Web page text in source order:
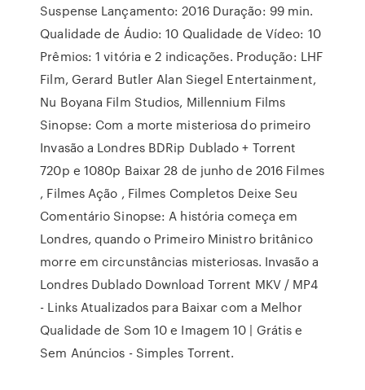
Suspense Lançamento: 2016 Duração: 99 min.
Qualidade de Áudio: 10 Qualidade de Vídeo: 10
Prêmios: 1 vitória e 2 indicações. Produção: LHF
Film, Gerard Butler Alan Siegel Entertainment,
Nu Boyana Film Studios, Millennium Films
Sinopse: Com a morte misteriosa do primeiro
Invasão a Londres BDRip Dublado + Torrent
720p e 1080p Baixar 28 de junho de 2016 Filmes
, Filmes Ação , Filmes Completos Deixe Seu
Comentário Sinopse: A história começa em
Londres, quando o Primeiro Ministro britânico
morre em circunstâncias misteriosas. Invasão a
Londres Dublado Download Torrent MKV / MP4
- Links Atualizados para Baixar com a Melhor
Qualidade de Som 10 e Imagem 10 | Grátis e
Sem Anúncios - Simples Torrent.